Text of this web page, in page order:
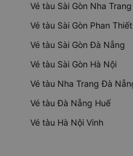
Vé tàu Sài Gòn Nha Trang
Vé tàu Sài Gòn Phan Thiết
Vé tàu Sài Gòn Đà Nẵng
Vé tàu Sài Gòn Hà Nội
Vé tàu Nha Trang Đà
Vé tàu Đà Nẵng Huế
Vé tàu Hà Nội Vinh